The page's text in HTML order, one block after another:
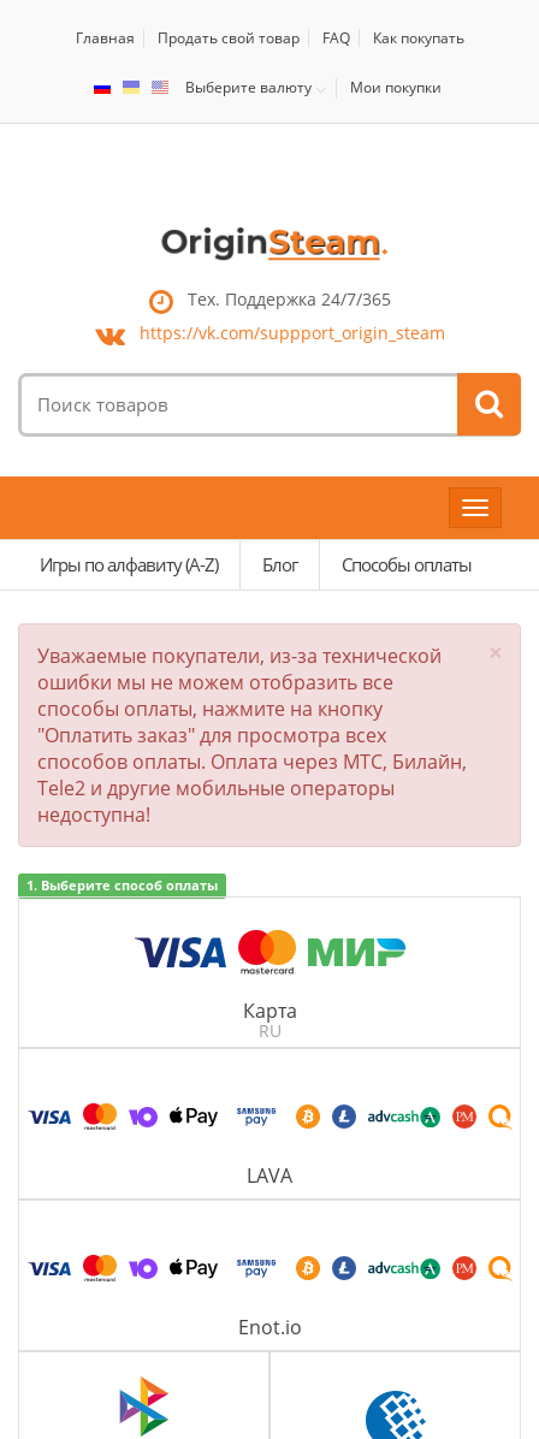
Главная Продать свой товар FAQ Как покупать
Выберите валюту Мои покупки
Тех. Поддержка 24/7/365
https://vk.com/suppport_origin_steam
товаров:
Toggle
Игры по алфавиту (A-Z)
Блог Способы оплаты
×
Уважаемые покупатели, из-за технической
ошибки мы не можем отобразить все
способы оплаты, нажмите на кнопку
"Оплатить заказ" для просмотра всех
способов оплаты. Оплата через МТС, Билайн,
Tele2 и другие мобильные операторы
недоступна!
1. Выберите способ оплаты
Карта
RU
LAVA
Enot.io